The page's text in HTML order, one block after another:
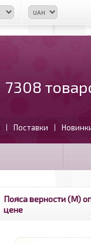
7308
| Поставки |
Пояса верности (М)
цене